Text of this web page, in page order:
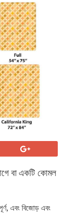
বা একটি কোমল
এবং বিজোড় এবং